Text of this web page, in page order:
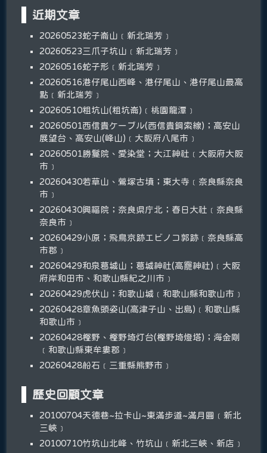
近期文章
20260523蛇子崙山﹝新北瑞芳﹞
20260523三爪子坑山﹝新北瑞芳﹞
20260516蛇子形﹝新北瑞芳﹞
20260516港仔尾山西峰、港仔尾山、港仔尾山最高
點﹝新北瑞芳﹞
20260510粗坑山(粗坑崙)﹝桃園龍潭﹞
20260501西信貴ケーブル(西信貴鋼索線)；高安山
展望台、高安山(峰山)﹝大阪府八尾市﹞
20260501勝鬘院、愛染堂；大江神社﹝大阪府大阪
市﹞
20260430若草山、鶯塚古墳；東大寺﹝奈良縣奈良
市﹞
20260430興福院；奈良県庁北；春日大社﹝奈良縣
奈良市﹞
20260429小原；飛鳥京跡エビノコ郭跡﹝奈良縣高
市郡﹞
20260429和泉葛城山；葛城神社(高龗神社)﹝大阪
府岸和田市、和歌山縣紀之川市﹞
20260429虎伏山；和歌山城﹝和歌山縣和歌山市﹞
20260428章魚頭姿山(高津子山、出島)﹝和歌山縣
和歌山市﹞
20260428樫野、樫野埼灯台(樫野埼燈塔)；海金剛
﹝和歌山縣東牟婁郡﹞
20260428船石﹝三重縣熊野市﹞
歷史回顧文章
20100704天德巷~拉卡山~東滿步道~滿月圓﹝新北
三峽﹞
20100710竹坑山北峰、竹坑山﹝新北三峽、新店﹞